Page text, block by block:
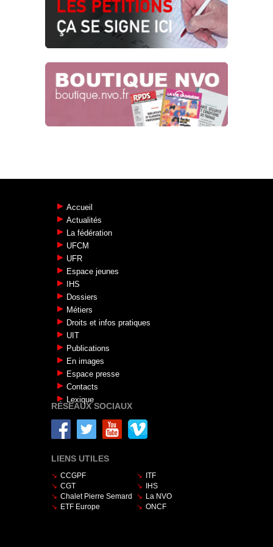
le CDG Express se réaliserait au
détriment des transports du quotidien.
05.03.2019
ARGENT !
Scandale CDG Express
26.02.2019
Accueil
Actualités
La fédération
UFCM
UFR
Espace jeunes
IHS
Dossiers
Métiers
Droits et infos pratiques
UIT
Publications
En images
Espace presse
Contacts
Lexique
RÉSEAUX SOCIAUX
LIENS UTILES
CCGPF
CGT
Chalet Pierre Semard
ETF Europe
ITF
IHS
La NVO
ONCF